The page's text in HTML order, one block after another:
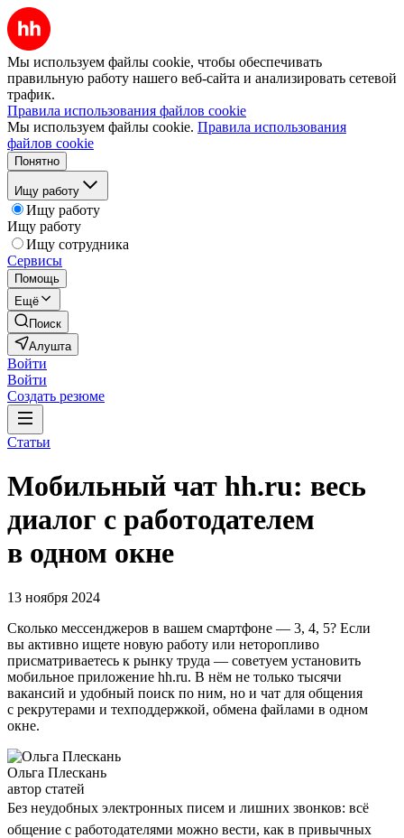
Мы используем файлы cookie, чтобы обеспечивать
правильную работу нашего веб-сайта и анализировать сетевой
трафик.
Правила использования файлов cookie
Мы используем файлы cookie. Правила использования
файлов cookie
Понятно
Ищу работу
Ищу работу
Ищу работу
Ищу сотрудника
Сервисы
Помощь
Ещё
Поиск
Алушта
Войти
Войти
Создать резюме
Статьи
Мобильный чат hh.ru: весь
диалог с работодателем
в одном окне
13 ноября 2024
Сколько мессенджеров в вашем смартфоне — 3, 4, 5? Если
вы активно ищете новую работу или неторопливо
присматриваетесь к рынку труда — советуем установить
мобильное приложение hh.ru. В нём не только тысячи
вакансий и удобный поиск по ним, но и чат для общения
с рекрутерами и техподдержкой, обмена файлами в одном
окне.
Ольга Плескань
автор статей
Без неудобных электронных писем и лишних звонков: всё
общение с работодателями можно вести, как в привычных